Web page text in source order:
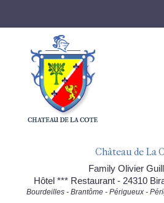
Château de La
Family Olivier
Hôtel *** Restaurant - 24310
Bourdeilles - Brantôme - Périgueux -